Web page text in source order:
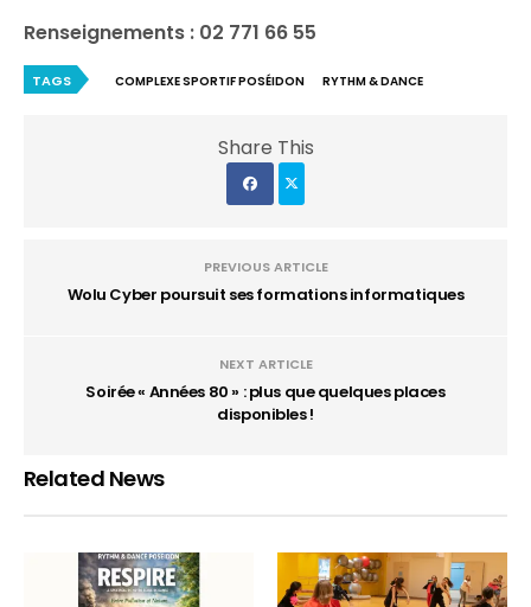
Renseignements : 02 771 66 55
TAGS COMPLEXE SPORTIF POSÉIDON RYTHM & DANCE
Share This
PREVIOUS ARTICLE
Wolu Cyber poursuit ses formations informatiques
NEXT ARTICLE
Soirée « Années 80 » : plus que quelques places
disponibles !
Related News